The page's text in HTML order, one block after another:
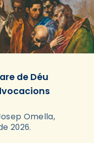
de Déu
Omella,
2026.